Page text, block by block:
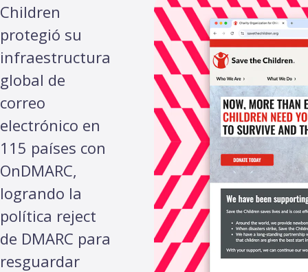
Children
protegió su
infraestructura
global de
correo
electrónico en
115 países con
OnDMARC,
logrando la
política reject
de DMARC para
resguardar